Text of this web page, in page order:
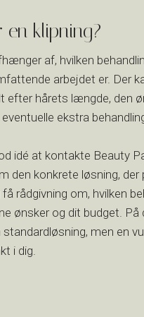
en klipning?
af, hvilken
arbejdet er. Der
efter hårets længde, den
ekstra
idé at kontakte Beauty
den konkrete løsning, der
rådgivning om, hvilken
ønsker og dit budget. På
men en
i dig.